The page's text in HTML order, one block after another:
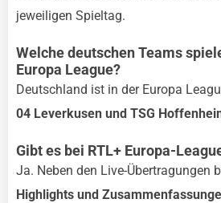
jeweiligen Spieltag.
Welche deutschen Teams
Europa League?
Deutschland ist in der Europa
04 Leverkusen und TSG
Gibt es bei RTL+ Europa-
Ja. Neben den Live-Übertragungen
Highlights und